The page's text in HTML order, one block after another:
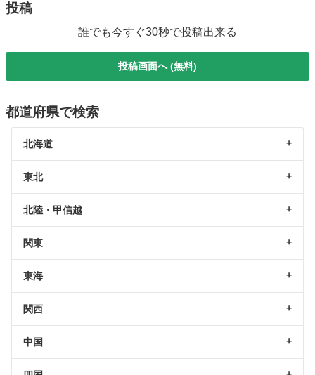
投稿
誰でも今すぐ30秒で投稿出来る
投稿画面へ (無料)
都道府県で検索
北海道
東北
北陸・甲信越
関東
東海
関西
中国